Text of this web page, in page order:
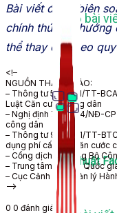
1,066 bài
Thủ Thuật
Bài viết được biên
chính thức và hướng
thể thay đổi theo
<!–
NGUỒN THAM KHẢO:
– Thông tư 59/2021/TT-
Luật Căn cước công dân
– Nghị định 70/2024/NĐ-
công dân
– Thông tư 96/2021/TT-
dụng phí cấp thẻ căn cước
– Cổng dịch vụ công Bộ
– Trung tâm Dữ liệu Quốc
– Cục Cảnh sát Quản lý
–>
0 0 đánh giá